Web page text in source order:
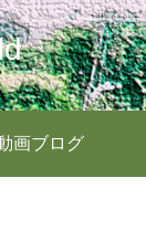
画ブログ